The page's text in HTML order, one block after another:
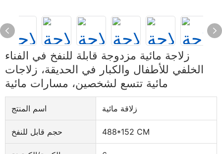
زلاجة مائية مزدوجة قابلة للنفخ في الفناء
الخلفي للأطفال والكبار في الحديقة، زلاجات
مائية تتسع لشخصين، مسارات مائية
اسم المنتج زلاقة مائية
حجم قابل للنفخ 488*152 CM